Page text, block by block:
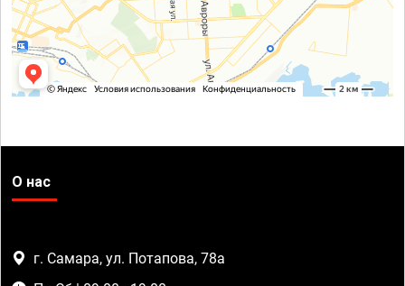
О нас
г. Самара, ул. Потапова, 78а